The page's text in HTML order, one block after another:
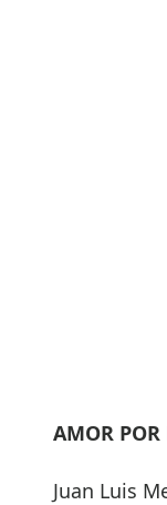
AMOR POR
Juan Luis